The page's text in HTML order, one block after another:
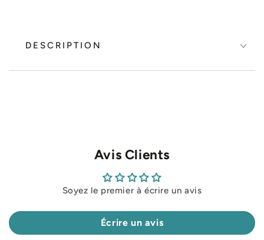
DESCRIPTION
Avis Clients
Soyez le premier à écrire un avis
Écrire un avis